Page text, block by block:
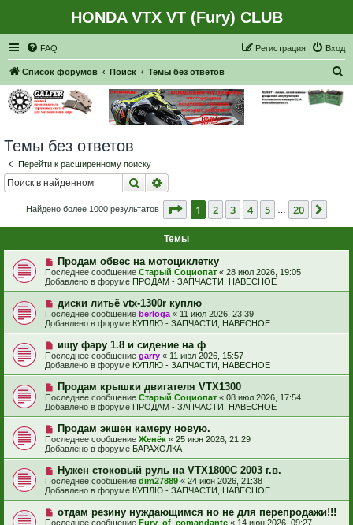
HONDA VTX VT (Fury) CLUB
FAQ Вход
Регистрация
Список форумов Поиск Темы без ответов
Темы без ответов
Перейти к расширенному поиску
Поиск
Найдено более 1000 результатов Страница из 20
1 2 3 4 5 20
Темы
Н
о
в
с
о
о
б
щ
е
н
и
е
Продам обвес на мотоциклетку
Последнее сообщение Старый Социопат « 28 июл 2026, 19:05
Добавлено в форуме ПРОДАМ - ЗАПЧАСТИ, НАВЕСНОЕ
Н
о
в
с
о
о
б
щ
е
н
и
е
диски литьё vtx-1300r куплю
Последнее сообщение berloga « 11 июл 2026, 23:39
Добавлено в форуме КУПЛЮ - ЗАПЧАСТИ, НАВЕСНОЕ
Н
о
в
е
с
о
о
б
щ
е
н
и
е
ищу фару 1.8 и сидение на ф
Последнее сообщение garry « 11 июл 2026, 15:57
Добавлено в форуме КУПЛЮ - ЗАПЧАСТИ, НАВЕСНОЕ
Н
о
в
е
с
о
о
б
щ
е
н
и
Продам крышки двигателя VTX1300
Последнее сообщение Старый Социопат « 08 июл 2026, 17:54
Добавлено в форуме ПРОДАМ - ЗАПЧАСТИ, НАВЕСНОЕ
Н
о
в
е
с
о
о
б
щ
е
Продам экшен камеру новую.
Последнее сообщение Женёк « 25 июн 2026, 21:29
Добавлено в форуме БАРАХОЛКА
Н
о
в
с
Нужен стоковый руль на VTX1800C 2003 г.в.
Последнее сообщение dim27889 « 24 июн 2026, 21:38
Добавлено в форуме КУПЛЮ - ЗАПЧАСТИ, НАВЕСНОЕ
Н
о
отдам резину нуждающимся но не для перепродажи!!!
Последнее сообщение Fury_of_comandante « 14 июн 2026, 09:27